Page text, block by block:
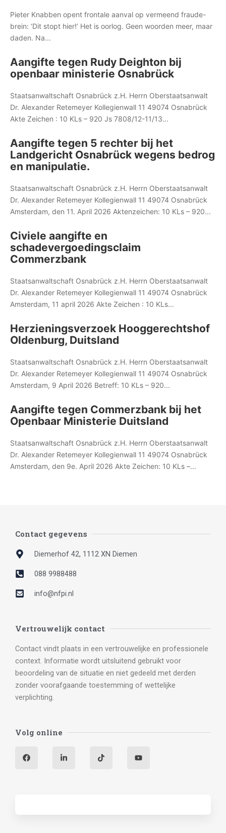
Pieter Knabben opent frontale aanval op vermeend fraude-
brein: ‘Dit stopt hier!’ Het is oorlog. Geen woorden meer, maar
daden. Na...
Aangifte tegen Rudy Deighton bij
openbaar ministerie Osnabrück
Staatsanwaltschaft Osnabrück z.H. Herrn Oberstaatsanwalt
Dr. Alexander Retemeyer Kollegienwall 11 49074 Osnabrück
Akte Zeichen : 10 KLs – 920 Js 7808/12-11/13...
Aangifte tegen 5 rechter bij het
Landgericht Osnabrück wegens bedrog
en manipulatie.
Staatsanwaltschaft Osnabrück z.H. Herrn Oberstaatsanwalt
Dr. Alexander Retemeyer Kollegienwall 11 49074 Osnabrück
Amsterdam, den 11. April 2026 Aktenzeichen: 10 KLs – 920...
Civiele aangifte en
schadevergoedingsclaim
Commerzbank
Staatsanwaltschaft Osnabrück z.H. Herrn Oberstaatsanwalt
Dr. Alexander Retemeyer Kollegienwall 11 49074 Osnabrück
Amsterdam, 11 april 2026 Akte Zeichen : 10 KLs...
Herzieningsverzoek Hooggerechtshof
Oldenburg, Duitsland
Staatsanwaltschaft Osnabrück z.H. Herrn Oberstaatsanwalt
Dr. Alexander Retemeyer Kollegienwall 11 49074 Osnabrück
Amsterdam, 9 April 2026 Betreff: 10 KLs – 920...
Aangifte tegen Commerzbank bij het
Openbaar Ministerie Duitsland
Staatsanwaltschaft Osnabrück z.H. Herrn Oberstaatsanwalt
Dr. Alexander Retemeyer Kollegienwall 11 49074 Osnabrück
Amsterdam, den 9e. April 2026 Akte Zeichen: 10 KLs –...
Contact gegevens
Diemerhof 42, 1112 XN Diemen
088 9988488
info@nfpi.nl
Vertrouwelijk contact
Contact vindt plaats in een vertrouwelijke en professionele
context. Informatie wordt uitsluitend gebruikt voor
beoordeling van de situatie en niet gedeeld met derden
zonder voorafgaande toestemming of wettelijke
verplichting.
Volg online
a i i o